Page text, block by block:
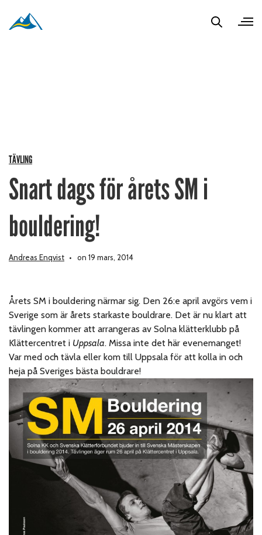
TÄVLING
Snart dags för årets SM i
bouldering!
Andreas Enqvist on 19 mars, 2014
Årets SM i bouldering närmar sig. Den 26:e april avgörs vem i
Sverige som är årets starkaste bouldrare. Det är nu klart att
tävlingen kommer att arrangeras av Solna klätterklubb på
Klättercentret i Uppsala. Missa inte det här evenemanget!
Var med och tävla eller kom till Uppsala för att kolla in och
heja på Sveriges bästa bouldrare!